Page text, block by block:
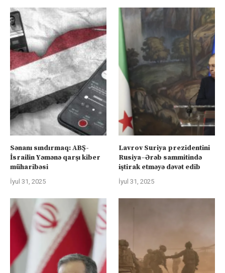
Sənanı sındırmaq: ABŞ-
İsrailin Yəmənə qarşı kiber
müharibəsi
İyul 31, 2025
Lavrov Suriya prezidentini
Rusiya–Ərəb sammitində
iştirak etməyə dəvət edib
İyul 31, 2025